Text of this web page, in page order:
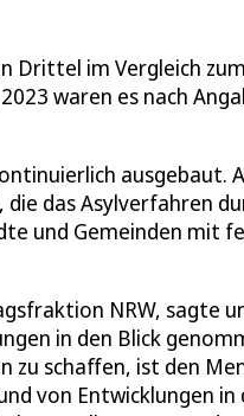
Drittel im Vergleich
waren es nach
ausgebaut.
das Asylverfahren
und Gemeinden mit
NRW, sagte
in den Blick
zu schaffen, ist den
von Entwicklungen in